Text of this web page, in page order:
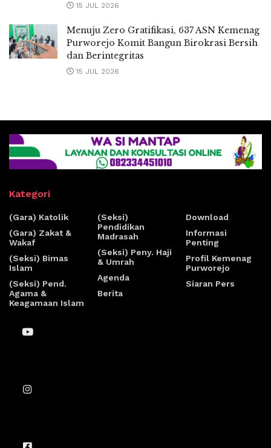
15 JUL 2026
Menuju Zero Gratifikasi, 637 ASN Kemenag
Purworejo Komit Bangun Birokrasi Bersih
dan Berintegritas
15 JUL 2026
Kategori
(Gara) Katolik
(Gara) Zakat &
Wakaf
(Seksi) Bimas
Islam
(Seksi) Pend.
Agama &
Keagamaan Islam
(Seksi)
Pendidikan
Madrasah
(Seksi) Peny. Haji
& Umrah
Agenda
Berita
Download
Informasi
Penting
Profil Kemenag
Purworejo
Siaran Pers